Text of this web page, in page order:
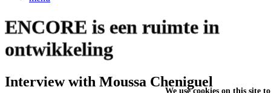
ENCORE is een ruimte in
ontwikkeling
Interview with Moussa Cheniguel
We use cookies on this site